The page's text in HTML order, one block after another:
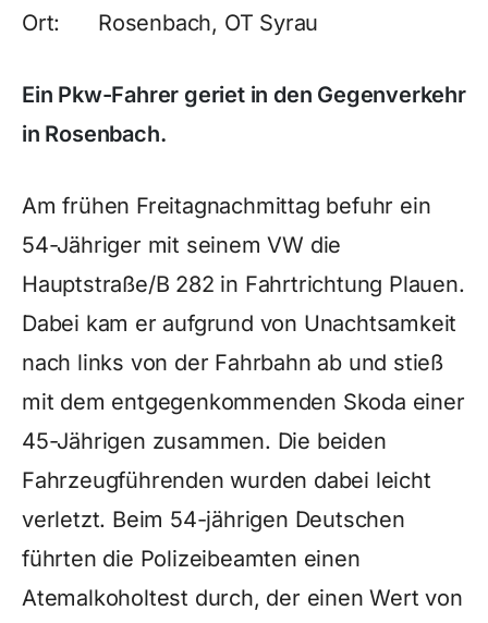
Ort: Rosenbach, OT Syrau
Ein Pkw-Fahrer geriet in den Gegenverkehr
in Rosenbach.
Am frühen Freitagnachmittag befuhr ein
54-Jähriger mit seinem VW die
Hauptstraße/B 282 in Fahrtrichtung Plauen.
Dabei kam er aufgrund von Unachtsamkeit
nach links von der Fahrbahn ab und stieß
mit dem entgegenkommenden Skoda einer
45-Jährigen zusammen. Die beiden
Fahrzeugführenden wurden dabei leicht
verletzt. Beim 54-jährigen Deutschen
führten die Polizeibeamten einen
Atemalkoholtest durch, der einen Wert von